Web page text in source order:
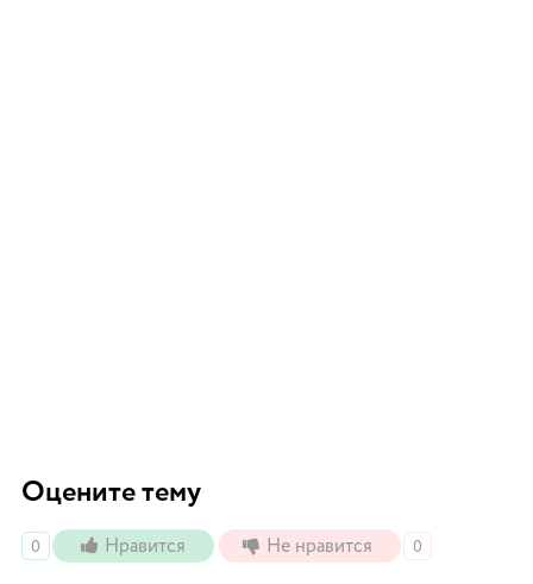
Оцените тему
0 Нравится Не нравится 0